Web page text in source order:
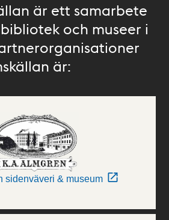
är ett samarbete
och museer i
är:
sidenväveri & museum